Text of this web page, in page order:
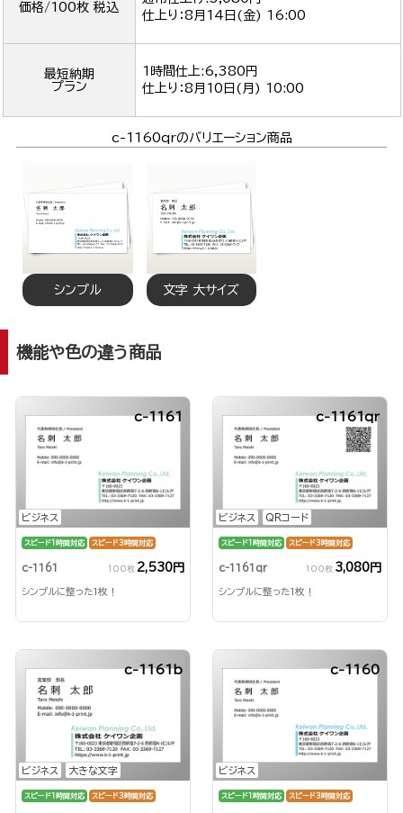
価格/100枚 税込
仕上り：8月14日(金) 16:00
最短納期
プラン
1時間仕上:6,380円
仕上り：8月10日(月) 10:00
c-1160qrのバリエーション商品
シンプル 文字 大サイズ
機能や色の違う商品
ビジネス
c-1161
スピード1時間対応 スピード3時間対応
c-1161 100枚 2,530円
シンプルに整った1枚！
ビジネス QRコード
c-1161qr
スピード1時間対応 スピード3時間対応
c-1161qr 100枚 3,080円
シンプルに整った1枚！
ビジネス 大きな文字
c-1161b
スピード1時間対応 スピード3時間対応
ビジネス
c-1160
スピード1時間対応 スピード3時間対応